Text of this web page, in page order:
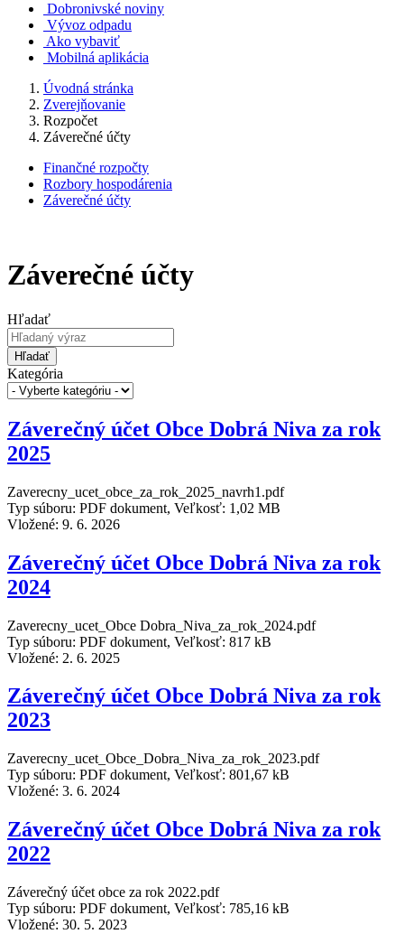
Dobronivské noviny
Vývoz odpadu
Ako vybaviť
Mobilná aplikácia
Úvodná stránka
Zverejňovanie
Rozpočet
Záverečné účty
Finančné rozpočty
Rozbory hospodárenia
Záverečné účty
Záverečné účty
Hľadať
Hľadať
Kategória
Záverečný účet Obce Dobrá Niva za rok
2025
Zaverecny_ucet_obce_za_rok_2025_navrh1.pdf
Typ súboru: PDF dokument, Veľkosť: 1,02 MB
Vložené: 9. 6. 2026
Záverečný účet Obce Dobrá Niva za rok
2024
Zaverecny_ucet_Obce Dobra_Niva_za_rok_2024.pdf
Typ súboru: PDF dokument, Veľkosť: 817 kB
Vložené: 2. 6. 2025
Záverečný účet Obce Dobrá Niva za rok
2023
Zaverecny_ucet_Obce_Dobra_Niva_za_rok_2023.pdf
Typ súboru: PDF dokument, Veľkosť: 801,67 kB
Vložené: 3. 6. 2024
Záverečný účet Obce Dobrá Niva za rok
2022
Záverečný účet obce za rok 2022.pdf
Typ súboru: PDF dokument, Veľkosť: 785,16 kB
Vložené: 30. 5. 2023